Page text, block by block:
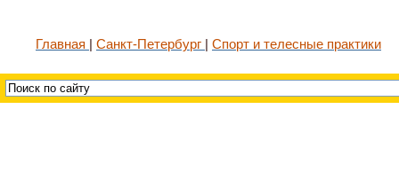
Главная Санкт-Петербург Спорт и телесные практики